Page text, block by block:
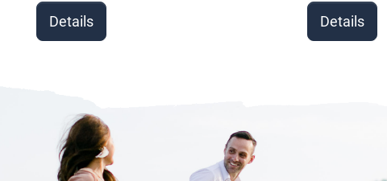
Details Details